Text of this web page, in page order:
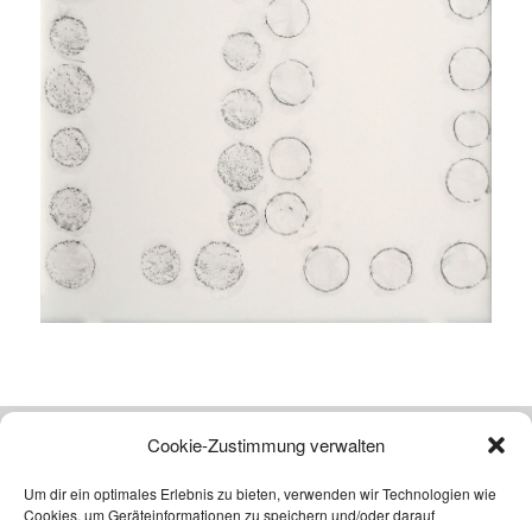
Cookie-Zustimmung verwalten
Um dir ein optimales Erlebnis zu bieten, verwenden wir Technologien wie
Cookies, um Geräteinformationen zu speichern und/oder darauf
Michael Cleff